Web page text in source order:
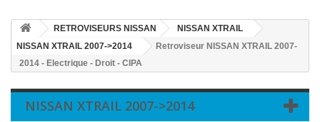
RETROVISEURS NISSAN
NISSAN XTRAIL
NISSAN XTRAIL 2007->2014
Retroviseur NISSAN XTRAIL 2007-
2014 - Electrique - Droit - CIPA
NISSAN XTRAIL 2007->2014